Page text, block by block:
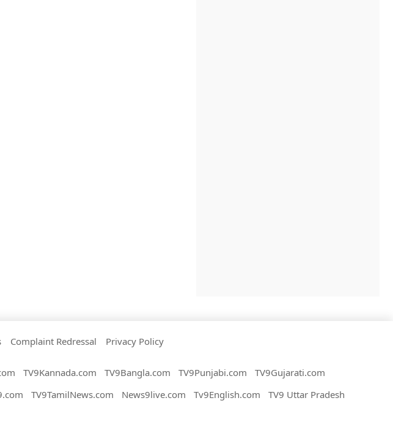
Complaint Redressal Privacy Policy
TV9Kannada.com TV9Bangla.com TV9Punjabi.com
TV9Gujarati.com
TV9TamilNews.com News9live.com Tv9English.com
TV9 Uttar Pradesh